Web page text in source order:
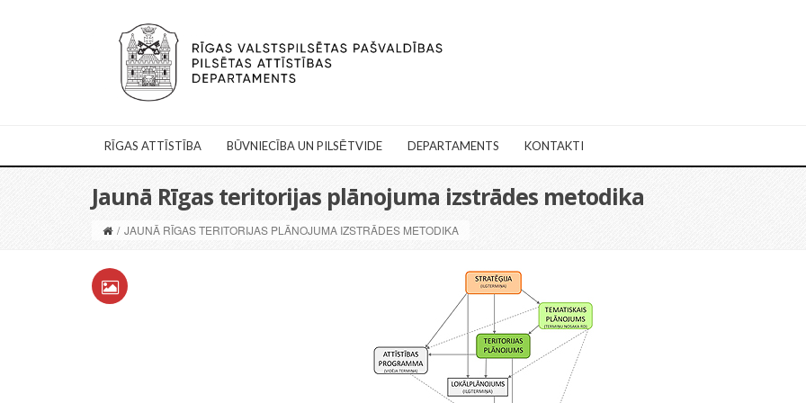
RĪGAS ATTĪSTĪBA BŪVNIECĪBA UN PILSĒTVIDE DEPARTAMENTS KONTAKTI
Jaunā Rīgas teritorijas plānojuma izstrādes metodika
/ JAUNĀ RĪGAS TERITORIJAS PLĀNOJUMA IZSTRĀDES METODIKA